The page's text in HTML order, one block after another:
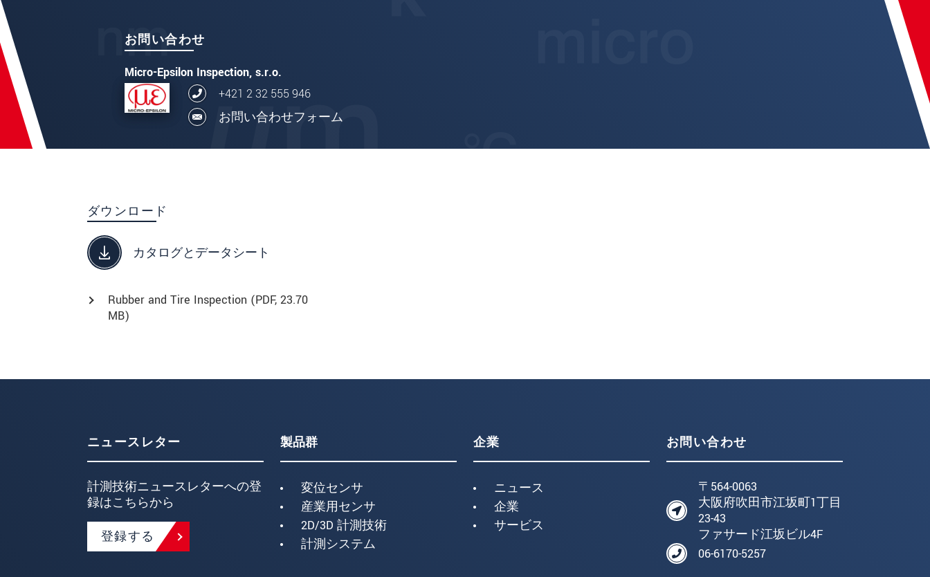
お問い合わせ
Micro-Epsilon Inspection, s.r.o.
+421 2 32 555 946
お問い合わせフォーム
ダウンロード
カタログとデータシート
Rubber and Tire Inspection (PDF, 23.70
MB)
ニュースレター
計測技術ニュースレターへの登
録はこちらから
登録する
製品群
変位センサ
産業用センサ
2D/3D 計測技術
計測システム
企業
ニュース
企業
サービス
お問い合わせ
〒564-0063
大阪府吹田市江坂町1丁目
23-43
ファサード江坂ビル4F
06-6170-5257